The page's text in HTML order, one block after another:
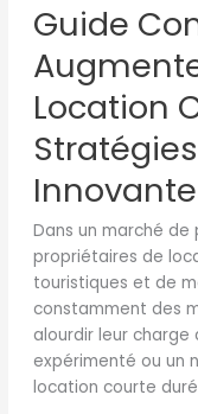
Guide
Location
Dans un marché de
propriétaires de
touristiques et de
constamment des
alourdir leur charge
expérimenté ou un
location courte
Complet
pour
Augmenter
ses
Revenus
en
Courte
Durée
:
Stratégies
et
Solutions
Innovantes